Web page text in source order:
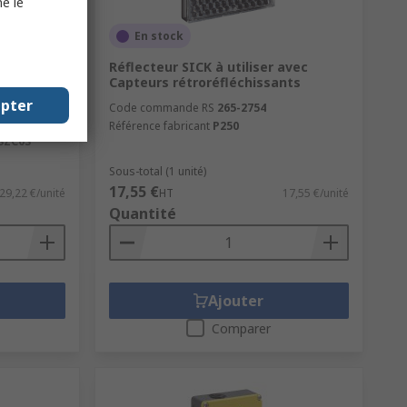
29,22 €/unité
En stock
Réflecteur SICK à utiliser avec
Capteurs rétroréfléchissants
Code commande RS 265-2754
Référence fabricant P250
Sous-total (1 unité)
17,55 €HT 17,55 €/unité
Quantité
Ajouter
Comparer